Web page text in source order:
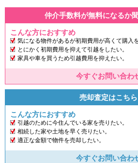
仲介手数料が無料になるか
こんな方におすすめ
気になる物件があるが初期費用が高くて購入
とにかく初期費用を抑えて引越をしたい。
家具や車を買うため引越費用を抑えたい。
今すぐお問い合わ
売却査定はこちら
こんな方におすすめ
引越のために今住んでいる家を売りたい。
相続した家や土地を早く売りたい。
適正な金額で物件を売却したい。
今すぐお問い合わ